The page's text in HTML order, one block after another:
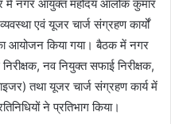
में नगर आयुक्त महोदय आलोक कुमार
एवं यूजर चार्ज संग्रहण कार्यों
आयोजन किया गया। बैठक में नगर
नव नियुक्त सफाई निरीक्षक,
तथा यूजर चार्ज संग्रहण कार्य में
ने प्रतिभाग किया।